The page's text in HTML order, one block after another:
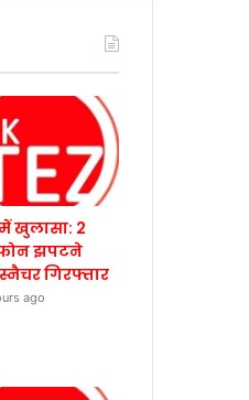
खुलासा: 2
झपटने
गिरफ्तार
ago